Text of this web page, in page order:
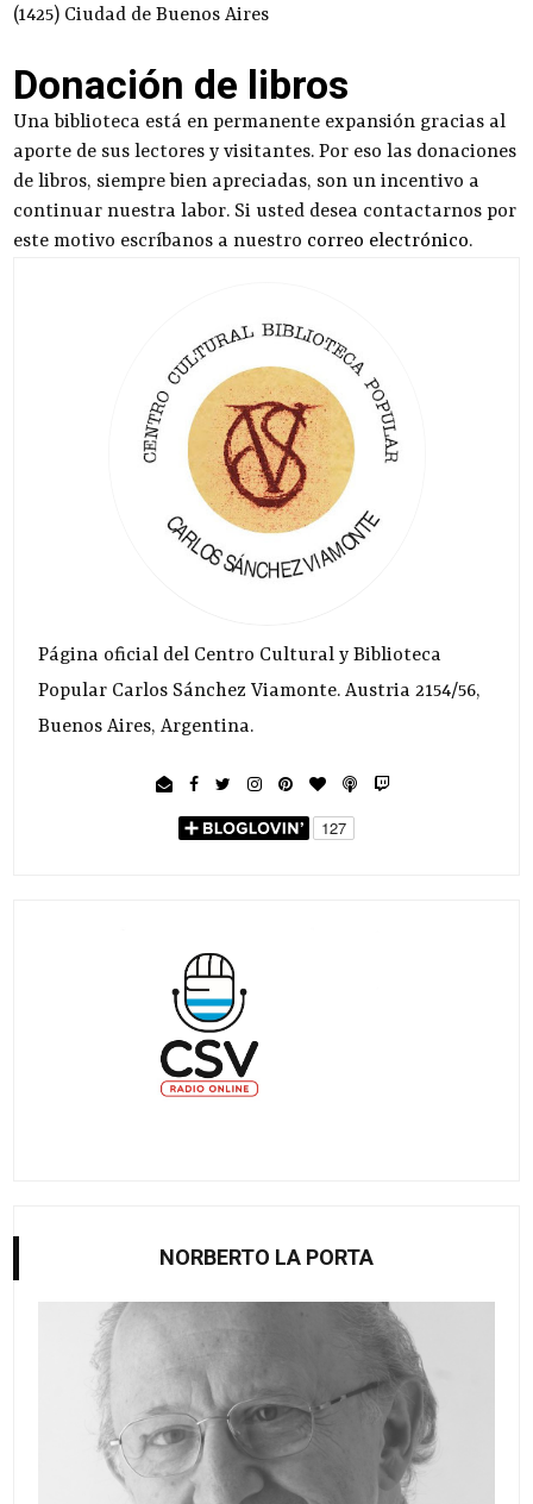
(1425) Ciudad de Buenos Aires
Donación de libros
Una biblioteca está en permanente expansión gracias al
aporte de sus lectores y visitantes. Por eso las donaciones
de libros, siempre bien apreciadas, son un incentivo a
continuar nuestra labor. Si usted desea contactarnos por
este motivo escríbanos a nuestro correo electrónico.
Página oficial del Centro Cultural y Biblioteca
Popular Carlos Sánchez Viamonte. Austria 2154/56,
Buenos Aires, Argentina.
NORBERTO LA PORTA